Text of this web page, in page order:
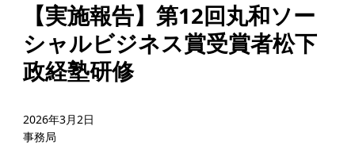
丸和育志会とは
理事長あいさつ
丸和育志会の目指す未来
学生のみなさんへ
起業家のみなさんへ
【実施報告】第12回丸和ソー
シャルビジネス賞受賞者松下
政経塾研修
2026年3月2日
事務局